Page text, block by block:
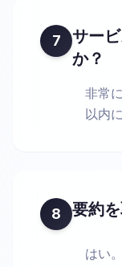
7
サー
か？
非常
以内
8 要約
はい